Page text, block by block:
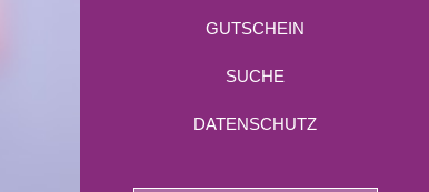
GUTSCHEIN
SUCHE
DATENSCHUTZ